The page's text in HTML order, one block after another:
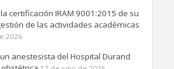
la certificación IRAM 9001:2015 de su
de las actividades académicas
2026
anestesista del Hospital Durand